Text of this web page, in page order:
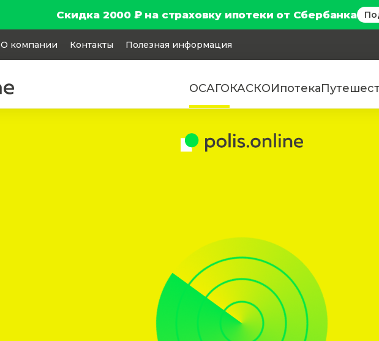
Скидка 2000 ₽ на страховку ипотеки от Сбербанка
О компании Контакты Полезная информация
ОСАГОКАСКОИпотека